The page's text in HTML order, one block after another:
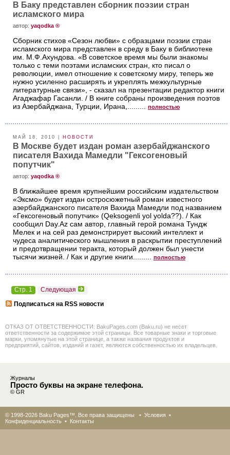
В Баку представлен сборник поэзии стран
исламского мира
aвтор: yaqodka ®
Сборник стихов «Сезон любви» с образцами поэзии стран
исламского мира представлен в среду в Баку в библиотеке
им. М.Ф.Ахундова. «В советское время мы были знакомы
только с теми поэтами исламских стран, кто писал о
революции, имел отношение к советскому миру, теперь же
нужно усиленно расширять и укреплять межкультурные
литературные связи», - сказал на презентации редактор книги
Агаджафар Гасанли. / В книге собраны произведения поэтов
из Азербайджана, Турции, Ирана,......... полностью
МАЙ 18, 2010 | НОВОСТИ
В Москве будет издан роман азербайджанского
писателя Вахида Мамедли "Гексогеновый
попутчик"
aвтор: yaqodka ®
В ближайшее время крупнейшим российским издательством
«Эксмо» будет издан остросюжетный роман известного
азербайджанского писателя Вахида Мамедли под названием
«Гексогеновый попутчик» (Qeksogenli yol yolda??). / Как
сообщил Day.Az сам автор, главный герой романа Тундж
Мелек и на сей раз демонстрирует высокий интеллект и
чудеса аналитического мышления в раскрытии преступлений
и предотвращении теракта, который должен был унести
тысячи жизней. / Как и другие книги......... полностью
Стр. 1
Следующая
Подписаться на RSS новости
ОТКАЗ ОТ ОТВЕТСТВЕННОСТИ: BakuPages.com (Baku.ru) не несет
ответственности за содержимое этой страницы. Все товарные знаки и торговые
марки, упомянутые на этой странице, а также названия продуктов и
предприятий, сайтов, изданий и газет, являются собственностью их владельцев.
Журналы
Просто буквы на экране телефона.
© GR
© 1998-2026 Baku Pages™. Все права защищены • Условия •
Конфиденциальность • Контакты